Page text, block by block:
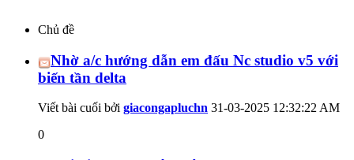
Chủ đề
Nhờ a/c hướng dẫn em đấu Nc studio v5 với
biến tần delta
Viết bài cuối bởi giacongapluchn 31-03-2025 12:32:22 AM
0